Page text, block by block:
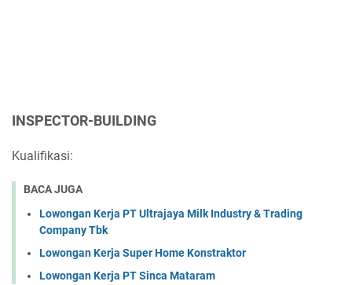
INSPECTOR-BUILDING
Kualifikasi:
BACA JUGA
Lowongan Kerja PT Ultrajaya Milk Industry & Trading
Company Tbk
Lowongan Kerja Super Home Konstraktor
Lowongan Kerja PT Sinca Mataram